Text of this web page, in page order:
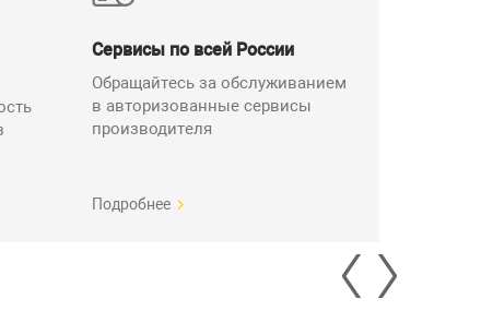
Сервисы по всей России
Обращайтесь за обслуживанием
в авторизованные сервисы
производителя
Подробнее